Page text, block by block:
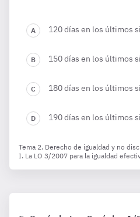
120 días en los últimos
150 días en los últimos
180 días en los últimos
190 días en los últimos
Tema 2. Derecho de igualdad y no
I. La LO 3/2007 para la igualdad